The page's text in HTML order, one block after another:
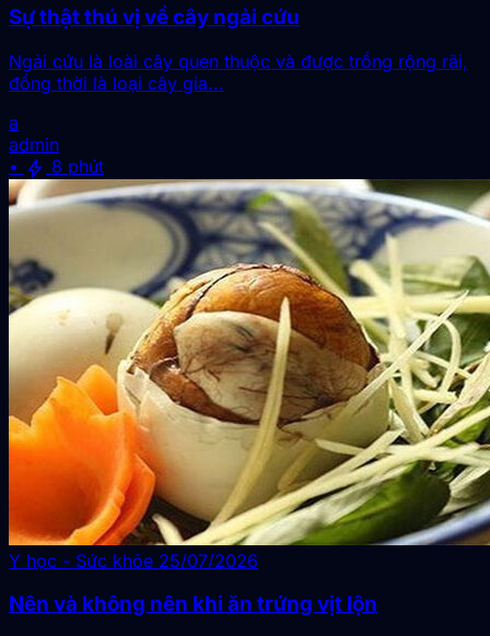
Sự thật thú vị về cây ngải cứu
Ngải cứu là loài cây quen thuộc và được trồng rộng rãi,
đồng thời là loại cây gia...
a
admin
• bolt 8 phút
Y học - Sức khỏe 25/07/2026
Nên và không nên khi ăn trứng vịt lộn